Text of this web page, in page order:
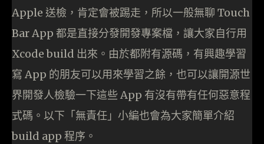
Apple 送檢，肯定會被踢走，所以一般無聊 Touch
Bar App 都是直接分發開發專案檔，讓大家自行用
Xcode build 出來。由於都附有源碼，有興趣學習
寫 App 的朋友可以用來學習之餘，也可以讓開源世
界開發人檢驗一下這些 App 有沒有帶有任何惡意程
式碼。以下「無責任」小編也會為大家簡單介紹
build app 程序。